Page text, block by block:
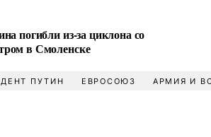
погибли из-за циклона со
в Смоленске
ПУТИН ЕВРОСОЮЗ АРМИЯ И